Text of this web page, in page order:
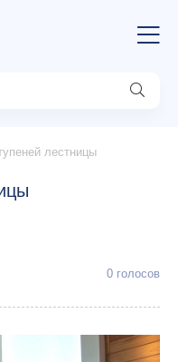
лестницы
0 голосов